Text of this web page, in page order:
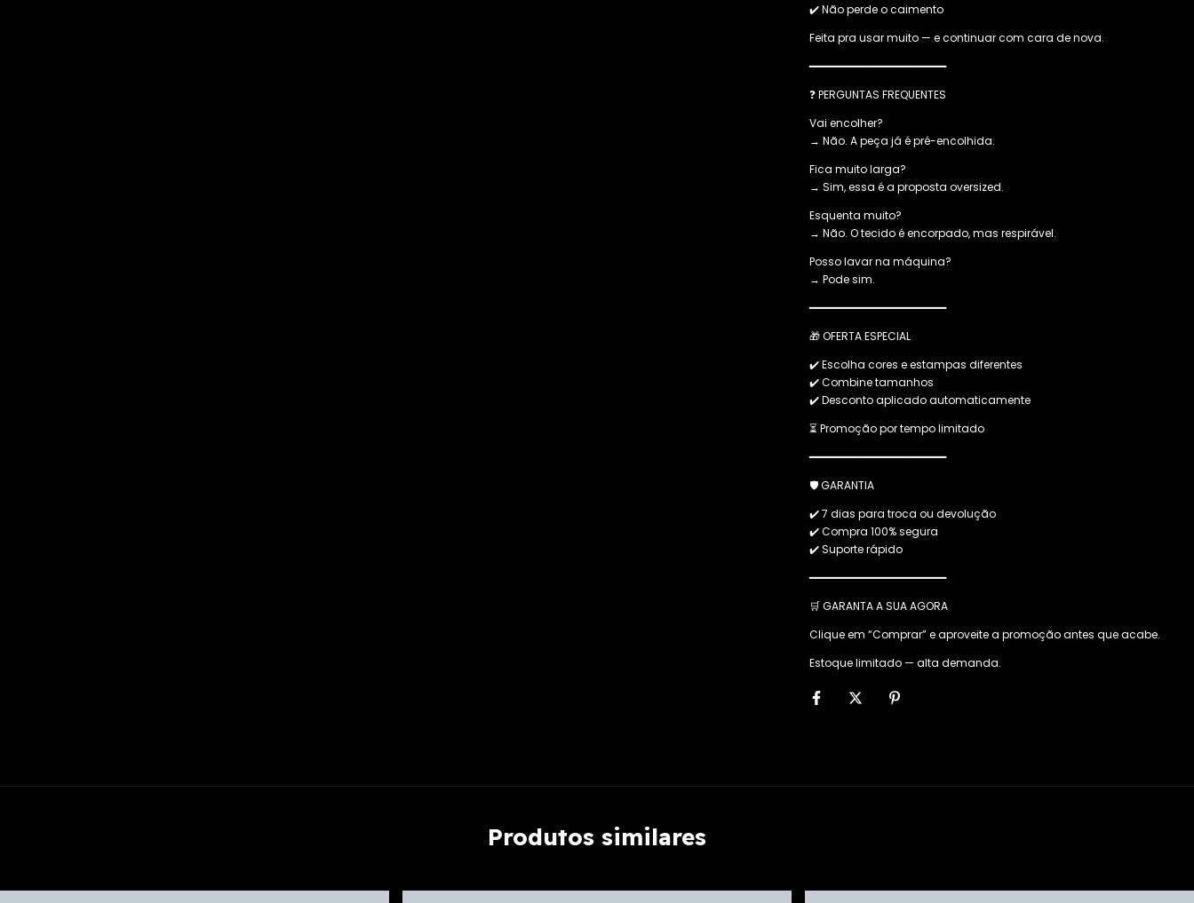
✔️ Não perde o caimento
Feita pra usar muito — e continuar com cara de nova.
━━━━━━━━━━━━━━━━━━━━━━
❓ PERGUNTAS FREQUENTES
Vai encolher?
→ Não. A peça já é pré-encolhida.
Fica muito larga?
→ Sim, essa é a proposta oversized.
Esquenta muito?
→ Não. O tecido é encorpado, mas respirável.
Posso lavar na máquina?
→ Pode sim.
━━━━━━━━━━━━━━━━━━━━━━
🎁 OFERTA ESPECIAL
✔️ Escolha cores e estampas diferentes
✔️ Combine tamanhos
✔️ Desconto aplicado automaticamente
⏳ Promoção por tempo limitado
━━━━━━━━━━━━━━━━━━━━━━
🛡️ GARANTIA
✔️ 7 dias para troca ou devolução
✔️ Compra 100% segura
✔️ Suporte rápido
━━━━━━━━━━━━━━━━━━━━━━
🛒 GARANTA A SUA AGORA
Clique em “Comprar” e aproveite a promoção antes que acabe.
Estoque limitado — alta demanda.
Produtos similares